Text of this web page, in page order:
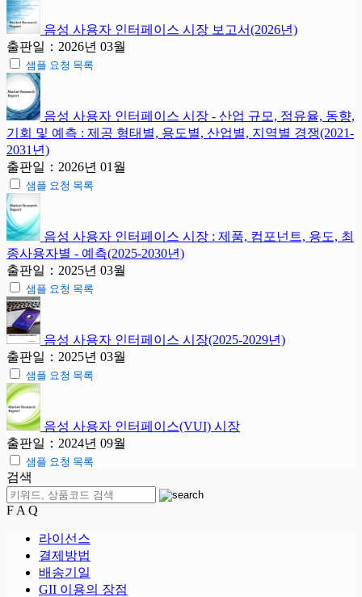
음성 사용자 인터페이스 시장 보고서(2026년)
출판일：2026년 03월
샘플 요청 목록
음성 사용자 인터페이스 시장 - 산업 규모, 점유율, 동향,
기회 및 예측 : 제공 형태별, 용도별, 산업별, 지역별 경쟁(2021-
2031년)
출판일：2026년 01월
샘플 요청 목록
음성 사용자 인터페이스 시장 : 제품, 컴포넌트, 용도, 최
종사용자별 - 예측(2025-2030년)
출판일：2025년 03월
샘플 요청 목록
음성 사용자 인터페이스 시장(2025-2029년)
출판일：2025년 03월
샘플 요청 목록
음성 사용자 인터페이스(VUI) 시장
출판일：2024년 09월
샘플 요청 목록
검색
F A Q
라이선스
결제방법
배송기일
GII 이용의 장점